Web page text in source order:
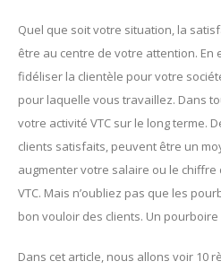
Quel que soit votre situation, la
être au centre de votre attention. En
fidéliser la clientèle pour votre
pour laquelle vous travaillez. Dans
votre activité VTC sur le long terme.
clients satisfaits, peuvent être un
augmenter votre salaire ou le chiffre
VTC. Mais n’oubliez pas que les
bon vouloir des clients. Un
Dans cet article, nous allons voir 10